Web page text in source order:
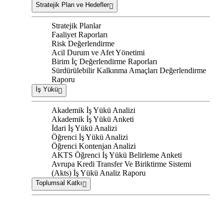
Stratejik Plan ve Hedefler
Stratejik Planlar
Faaliyet Raporları
Risk Değerlendirme
Acil Durum ve Afet Yönetimi
Birim İç Değerlendirme Raporları
Sürdürülebilir Kalkınma Amaçları Değerlendirme
Raporu
İş Yükü
Akademik İş Yükü Analizi
Akademik İş Yükü Anketi
İdari İş Yükü Analizi
Öğrenci İş Yükü Analizi
Öğrenci Kontenjan Analizi
AKTS Öğrenci İş Yükü Belirleme Anketi
Avrupa Kredi Transfer Ve Biriktirme Sistemi
(Akts) İş Yükü Analiz Raporu
Toplumsal Katkı